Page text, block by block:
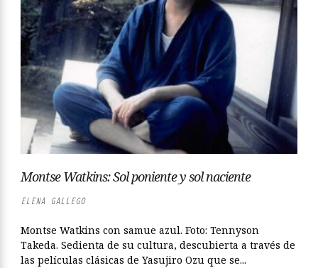
Montse Watkins: Sol poniente y sol naciente
ELENA GALLEGO
Montse Watkins con samue azul. Foto: Tennyson
Takeda. Sedienta de su cultura, descubierta a través de
las películas clásicas de Yasujiro Ozu que se...